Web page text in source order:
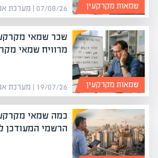
07/08/26 | מערכת אפיק שמאות מקרקעין
מרוויח שמאי
19/07/26 | מערכת אפיק שמאות מקרקעין
כמה שמאי
הרשמי המעודכן ל-